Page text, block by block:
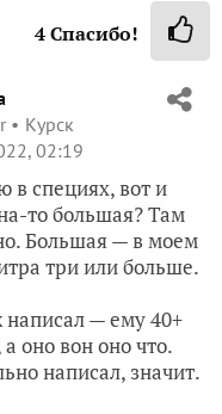
4Спасибо!
Курск
02:19
в специях, вот и
то большая? Там
Большая — в моем
три или больше.
написал — ему 40+
оно вон оно что.
написал, значит.